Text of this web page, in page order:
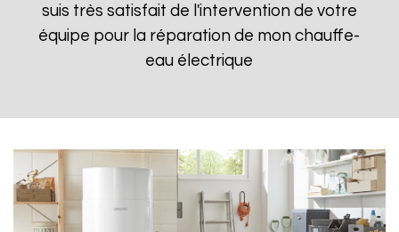
suis très satisfait de l'intervention de votre
équipe pour la réparation de mon chauffe-
eau électrique